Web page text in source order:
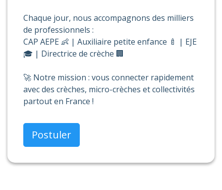
Chaque jour, nous accompagnons des milliers
de professionnels :
CAP AEPE 👶 | Auxiliaire petite enfance 🍼 | EJE
🎓 | Directrice de crèche 🏢
🚀 Notre mission : vous connecter rapidement
avec des crèches, micro-crèches et collectivités
partout en France !
Postuler